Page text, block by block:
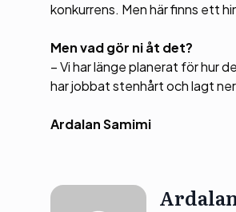
konkurrens. Men här finns ett
Men vad gör ni åt det?
– Vi har länge planerat för hur
har jobbat stenhårt och lagt
Ardalan Samimi